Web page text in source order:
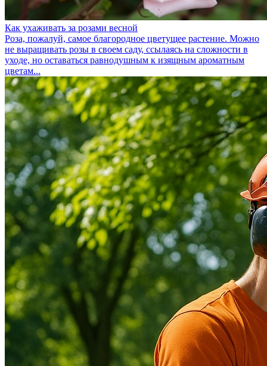
Как ухаживать за розами весной
Роза, пожалуй, самое благородное цветущее растение. Можно
не выращивать розы в своем саду, ссылаясь на сложности в
уходе, но оставаться равнодушным к изящным ароматным
цветам...